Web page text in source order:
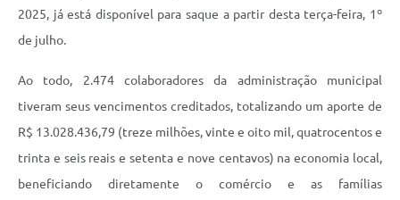
2025, já está disponível para saque a partir desta terça-feira, 1º
de julho.
Ao todo, 2.474 colaboradores da administração municipal
tiveram seus vencimentos creditados, totalizando um aporte de
R$ 13.028.436,79 (treze milhões, vinte e oito mil, quatrocentos e
trinta e seis reais e setenta e nove centavos) na economia local,
beneficiando diretamente o comércio e as famílias